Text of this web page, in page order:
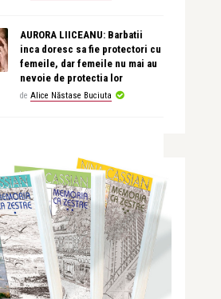
AURORA LIICEANU: Barbatii
inca doresc sa fie protectori cu
femeile, dar femeile nu mai au
nevoie de protectia lor
de Alice Năstase Buciuta